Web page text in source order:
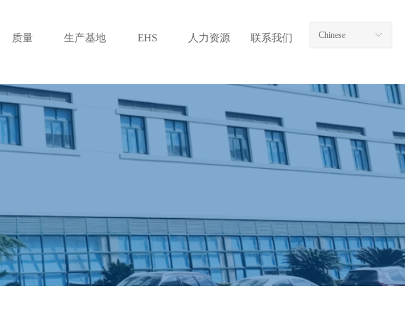
质量 生产基地 EHS 人力资源 联系我们 ꀅ
Chinese